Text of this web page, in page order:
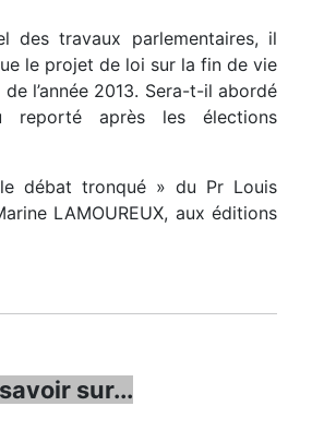
des travaux parlementaires, il
le projet de loi sur la fin de vie
l’année 2013. Sera-t-il abordé
reporté après les élections
débat tronqué » du Pr Louis
LAMOUREUX, aux éditions
sur...